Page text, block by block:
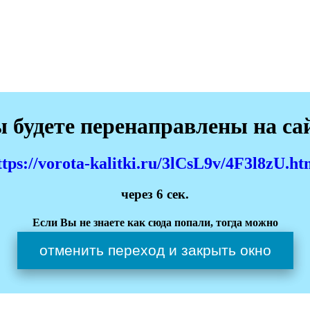
перенаправлены на
vorota-kalitki.ru/3lCsL9v/
через 6 сек.
Если Вы не знаете как сюда попали, тогда можно
отменить переход и закрыть окно